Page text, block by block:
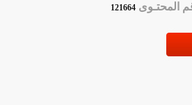
المحتـوى121664